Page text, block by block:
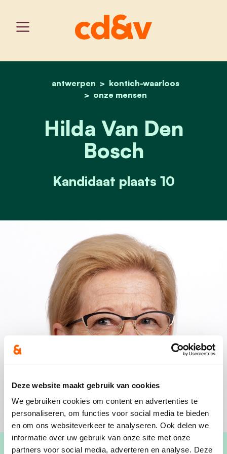
Deze website maakt gebruik van cookies
We gebruiken cookies om content en advertenties te
personaliseren, om functies voor social media te bieden
en om ons websiteverkeer te analyseren. Ook delen we
informatie over uw gebruik van onze site met onze
partners voor social media, adverteren en analyse. Deze
home
antwerpen
kontich-waarloos
onze mensen
hilda van den bosch
Hilda Van Den
Bosch
Kandidaat plaats 10